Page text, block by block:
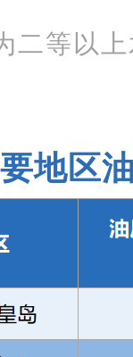
二等以
地区